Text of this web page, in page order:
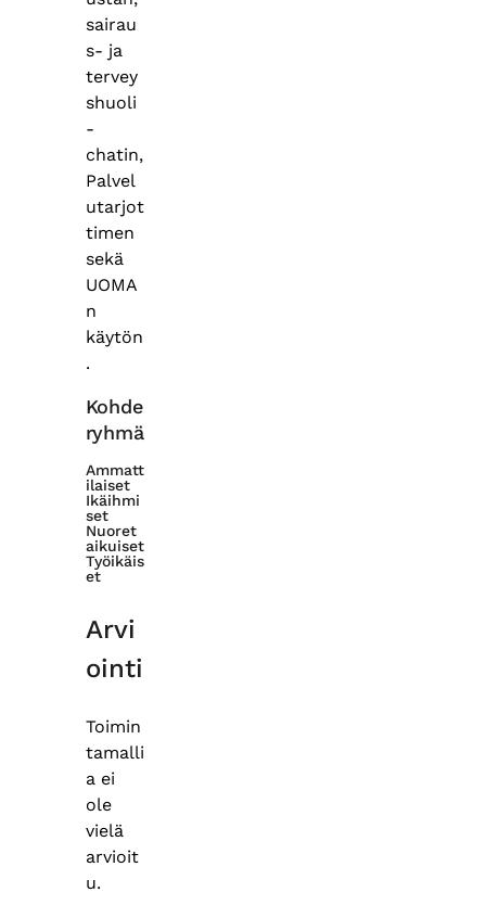
sairau
s- ja
tervey
shuoli
-
chatin,
Palvel
utarjot
timen
sekä
UOMA
n
käytön
.
Kohde
ryhmä
Ammatt
ilaiset
Ikäihmi
set
Nuoret
aikuiset
Työikäis
et
Arvi
ointi
Toimin
tamalli
a ei
ole
vielä
arvioit
u.